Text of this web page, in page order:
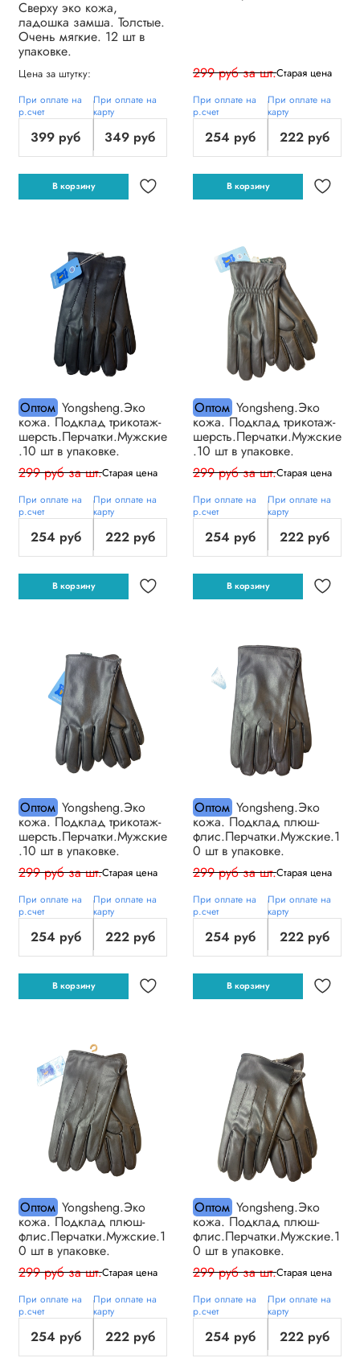
Сверху эко кожа,
ладошка замша. Толстые.
Очень мягкие. 12 шт в
упаковке.
Цена за штутку:
При оплате на
р.счет
399 руб
При оплате на
карту
349 руб
В корзину
299 руб за шт.Старая цена
При оплате на
р.счет
254 руб
При оплате на
карту
222 руб
В корзину
ОптомYongsheng.Эко
кожа. Подклад трикотаж-
шерсть.Перчатки.Мужские
.10 шт в упаковке.
299 руб за шт.Старая цена
При оплате на
р.счет
254 руб
При оплате на
карту
222 руб
В корзину
ОптомYongsheng.Эко
кожа. Подклад трикотаж-
шерсть.Перчатки.Мужские
.10 шт в упаковке.
299 руб за шт.Старая цена
При оплате на
р.счет
254 руб
При оплате на
карту
222 руб
В корзину
ОптомYongsheng.Эко
кожа. Подклад трикотаж-
шерсть.Перчатки.Мужские
.10 шт в упаковке.
299 руб за шт.Старая цена
При оплате на
р.счет
254 руб
При оплате на
карту
222 руб
В корзину
ОптомYongsheng.Эко
кожа. Подклад плюш-
флис.Перчатки.Мужские.1
0 шт в упаковке.
299 руб за шт.Старая цена
При оплате на
р.счет
254 руб
При оплате на
карту
222 руб
В корзину
ОптомYongsheng.Эко
кожа. Подклад плюш-
флис.Перчатки.Мужские.1
0 шт в упаковке.
299 руб за шт.Старая цена
При оплате на
р.счет
254 руб
При оплате на
карту
222 руб
ОптомYongsheng.Эко
кожа. Подклад плюш-
флис.Перчатки.Мужские.1
0 шт в упаковке.
299 руб за шт.Старая цена
При оплате на
р.счет
254 руб
При оплате на
карту
222 руб